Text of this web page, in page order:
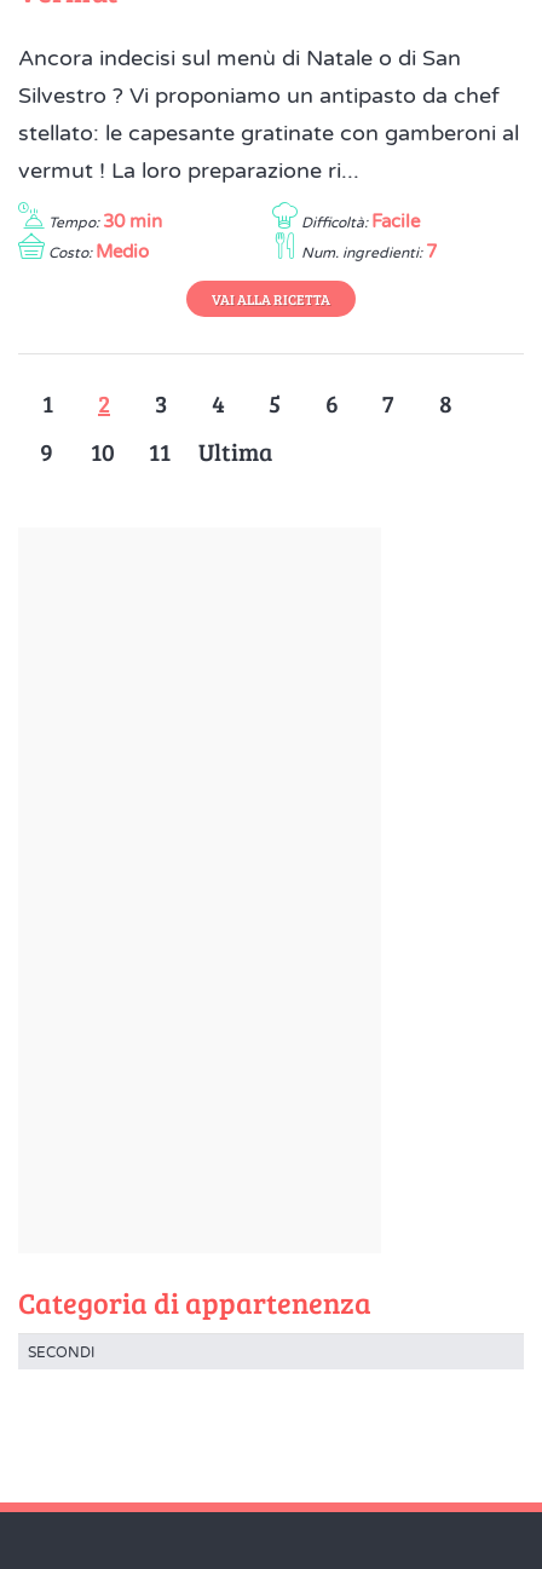
Ancora indecisi sul menù di Natale o di San
Silvestro ? Vi proponiamo un antipasto da chef
stellato: le capesante gratinate con gamberoni al
vermut ! La loro preparazione ri...
Tempo: 30 min Difficoltà: Facile
Costo: Medio Num. ingredienti: 7
VAI ALLA RICETTA
1 2 3 4 5 6 7
8
9
10 11 Ultima
Categoria di appartenenza
SECONDI